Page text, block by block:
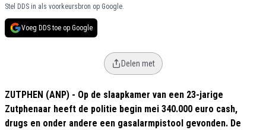
Stel DDS in als voorkeursbron op Google.
Voeg DDS toe op Google
Delen met
ZUTPHEN (ANP) - Op de slaapkamer van een 23-jarige
Zutphenaar heeft de politie begin mei 340.000 euro cash,
drugs en onder andere een gasalarmpistool gevonden. De